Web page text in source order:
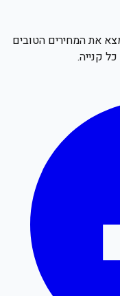
את המחירים הטובים
קנייה.